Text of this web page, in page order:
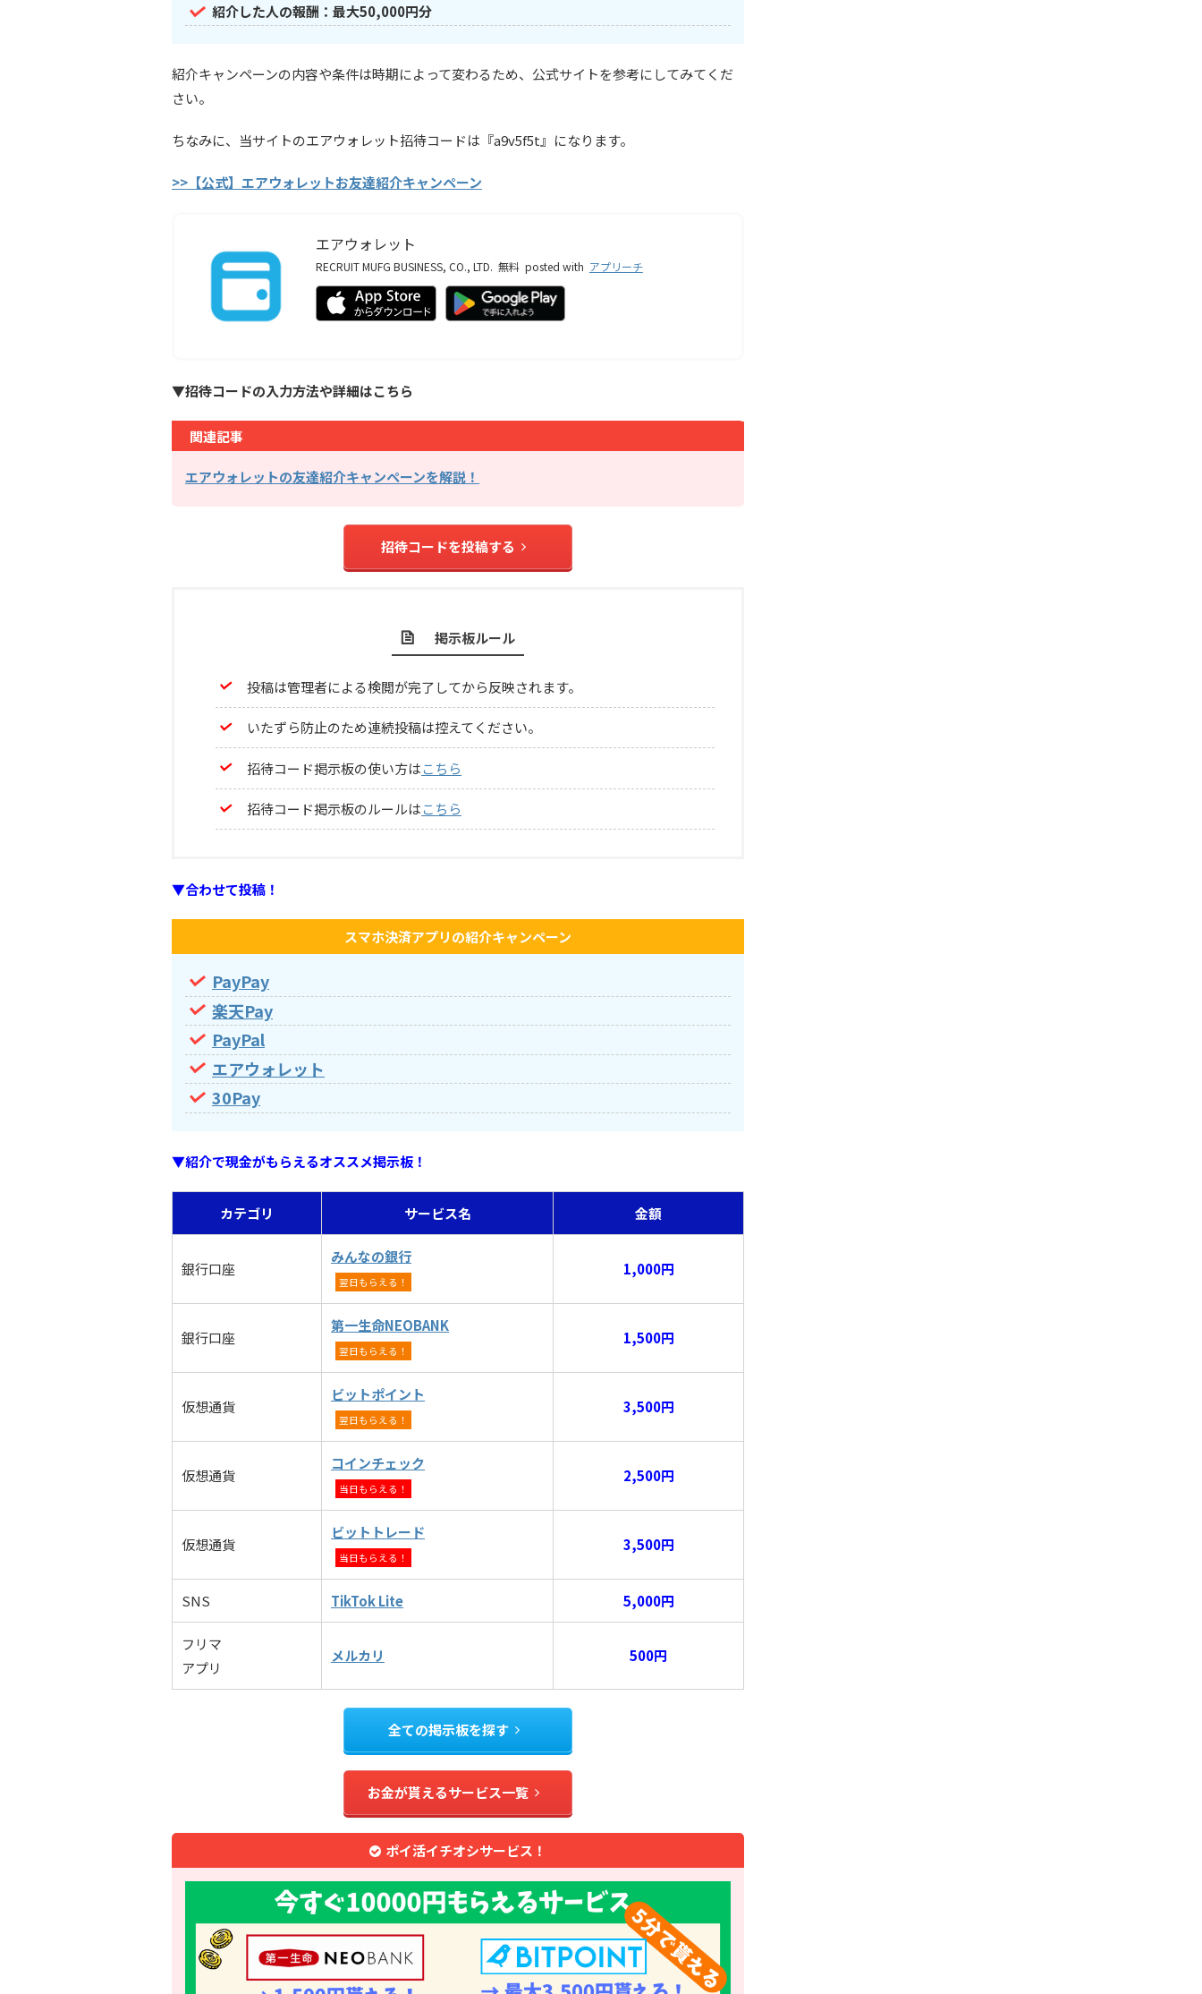
紹介した人の報酬：最大50,000円分
紹介キャンペーンの内容や条件は時期によって変わるため、公式サイトを参考にしてみてくだ
さい。
ちなみに、当サイトのエアウォレット招待コードは『a9v5f5t』になります。
>>【公式】エアウォレットお友達紹介キャンペーン
エアウォレット
RECRUIT MUFG BUSINESS, CO., LTD. 無料 posted with アプリーチ
▼招待コードの入力方法や詳細はこちら
関連記事
エアウォレットの友達紹介キャンペーンを解説！
招待コードを投稿する
掲示板ルール
投稿は管理者による検閲が完了してから反映されます。
いたずら防止のため連続投稿は控えてください。
招待コード掲示板の使い方はこちら
招待コード掲示板のルールはこちら
▼合わせて投稿！
スマホ決済アプリの紹介キャンペーン
PayPay
楽天Pay
PayPal
エアウォレット
30Pay
▼紹介で現金がもらえるオススメ掲示板！
カテゴリ サービス名 金額
銀行口座
みんなの銀行
翌日もらえる！
1,000円
銀行口座
第一生命NEOBANK
翌日もらえる！
1,500円
仮想通貨
ビットポイント
翌日もらえる！
3,500円
仮想通貨
コインチェック
当日もらえる！
2,500円
仮想通貨
ビットトレード
当日もらえる！
3,500円
SNS TikTok Lite 5,000円
フリマ
アプリ
メルカリ 500円
全ての掲示板を探す
お金が貰えるサービス一覧
ポイ活イチオシサービス！